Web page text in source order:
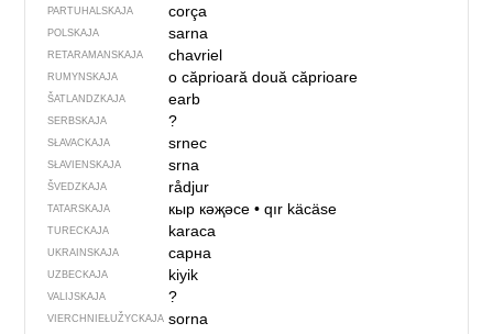
PARTUHALSKAJA corça
POLSKAJA sarna
RETARAMANSKAJA chavriel
RUMYNSKAJA o căprioarădouă căprioare
ŠATLANDZKAJA earb
SERBSKAJA ?
SŁAVACKAJA srnec
SŁAVIENSKAJA srna
ŠVEDZKAJA rådjur
TATARSKAJA кыр кәҗәсе• qır käcäse
TURECKAJA karaca
UKRAINSKAJA сарна
UZBECKAJA kiyik
VALIJSKAJA ?
VIERCHNIE­ŁUŽYCKAJA sorna